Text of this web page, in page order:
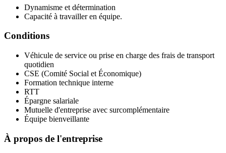
Dynamisme et détermination
Capacité à travailler en équipe.
Conditions
Véhicule de service ou prise en charge des frais de transport
quotidien
CSE (Comité Social et Économique)
Formation technique interne
RTT
Épargne salariale
Mutuelle d'entreprise avec surcomplémentaire
Équipe bienveillante
À propos de l'entreprise